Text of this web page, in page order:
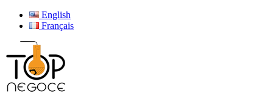
English
Français